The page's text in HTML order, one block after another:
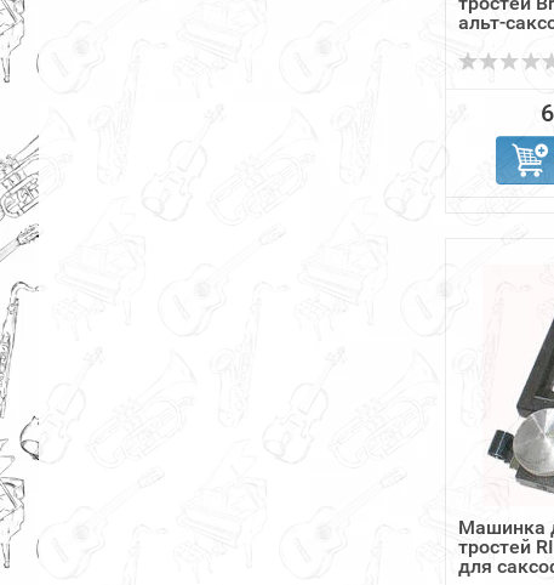
альт-
Машинка
тростей
для